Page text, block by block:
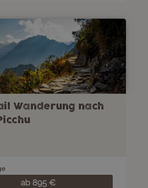
Wanderung nach
ab 895€